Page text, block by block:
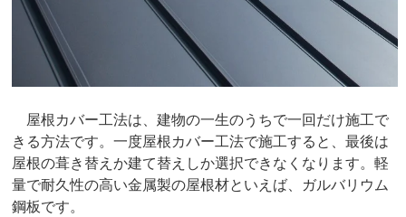
屋根カバー工法は、建物の一生のうちで一回だけ施工で
きる方法です。一度屋根カバー工法で施工すると、最後は
屋根の葺き替えか建て替えしか選択できなくなります。軽
量で耐久性の高い金属製の屋根材といえば、ガルバリウム
鋼板です。